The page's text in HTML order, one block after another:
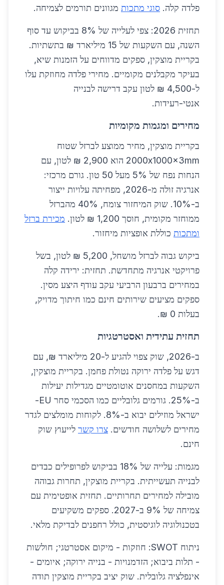
פלדה קלה. סוגי מתכות מגוונים תורמים לצמיחה.
תחזית 2026: צפי לעלייה של 8% בביקוש עד סוף
השנה, עם השקעות של 15 מיליארד ₪ בתשתיות.
בקריית מוצקין, ספקים מדווחים על הזמנות שיא,
בעיקר מקבלנים מקומיים. מחירי פלדה מחוזקת עלו
ל-4,500 ₪ לטון עקב דרישה לבנייה
אנטי-רעידות.
מחירים ומגמות מקומיות
בקריית מוצקין, מחיר ממוצע לברזל שטוח
2000x1000x3mm הוא 2,900 ₪ לטון, עם
הנחות נפח של 5% מעל 50 טון. גורם מרכזי:
אנרגיה זולה מ-2026, מפחיתה עלויות ייצור
ב-10%. שוק המיחזור צומח, 40% מהברזל
ממוחזר מקומית, חוסך 1,200 ₪ לטון.
מכירת ברזל
ומתכות כוללת אופציות מיחזור.
ביקוש גבוה לברזל מושחל, 5,200 ₪ לטון, בשל
פרויקטי אנרגיה מתחדשת. תחזית: ירידה קלה
במחירים ברבעון הרביעי עקב עודף היצע מסין.
ספקים מציעים שירותים חינם כמו חיתוך מדויק,
בעלות 0 ₪.
תחזית עתידית ואסטרטגיות
ב-2026, שוק צפוי להגיע ל-20 מיליארד ₪, עם
דגש על פלדה ירוקה נטולת פחמן. בקריית מוצקין,
השקעות במחסנים אוטומטיים מגדילות יעילות
ב-25%. גורמים גלובליים כמו הסכמי סחר EU-
ישראל מוזילים יבוא ב-8%. לקוחות מומלצים לגדר
מחירים לשלושה חודשים. צרו קשר לייעוץ שוק
חינם.
מגמות: עלייה של 18% בביקוש לפרופילים כבדים
לבנייה תעשייתית. בקריית מוצקין, תחרות גבוהה
מובילה למחירים תחרותיים. תחזית אופטימית עם
צמיחה של 9% ב-2027. ספקים משקיעים
בטכנולוגיה לוגיסטית, כולל רחפנים לבדיקת מלאי.
ניתוח SWOT: חוזקות - מיקום אסטרטגי; חולשות
- תלות ביבוא; הזדמנויות - בנייה ירוקה; איומים -
אינפלציה גלובלית. שוק יציב בקריית מוצקין תודה